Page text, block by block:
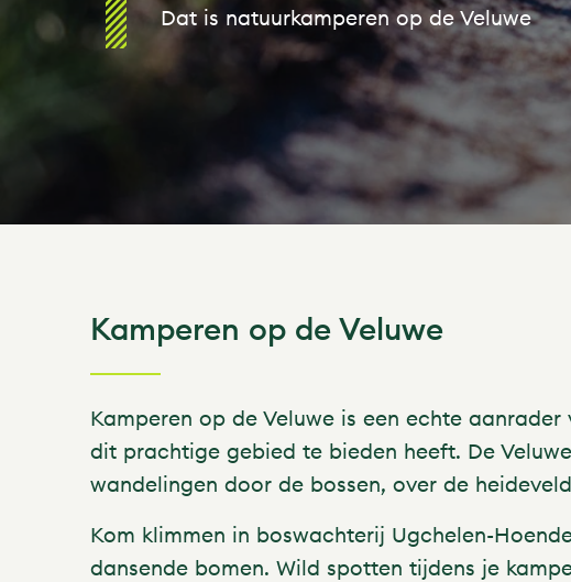
Dat is natuurkamperen op de Veluwe
Kamperen op de Veluwe
Kamperen op de Veluwe is een echte
dit prachtige gebied te bieden heeft. De
wandelingen door de bossen, over de
Kom klimmen in boswachterij Ugchelen-
dansende bomen. Wild spotten tijdens je